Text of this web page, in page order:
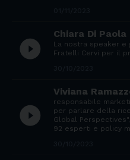
play_circle_filled
Chiara Di Paola
La nostra speaker
Fratelli Cervi per il
play_circle_filled
Viviana
responsabile
per parlare della
Global
92 esperti e policy